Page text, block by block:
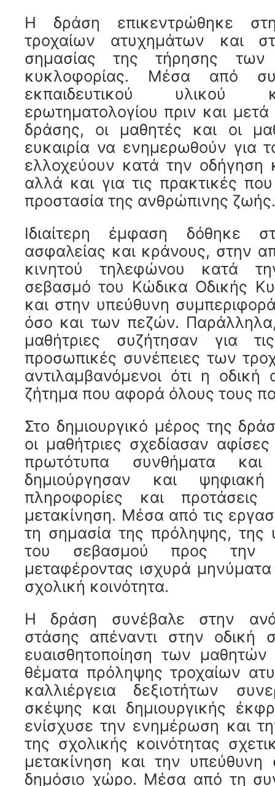
Η δράση επικεντρώθηκε
τροχαίων ατυχημάτων και
σημασίας της τήρησης των
κυκλοφορίας. Μέσα από
εκπαιδευτικού υλικού
ερωτηματολογίου πριν και
δράσης, οι μαθητές και οι
ευκαιρία να ενημερωθούν για
ελλοχεύουν κατά την οδήγηση
αλλά και για τις πρακτικές
προστασία της ανθρώπινης ζωής.
Ιδιαίτερη έμφαση δόθηκε
ασφαλείας και κράνους, στην
κινητού τηλεφώνου κατά
σεβασμό του Κώδικα Οδικής
και στην υπεύθυνη
όσο και των πεζών. Παράλληλα,
μαθήτριες συζήτησαν για
προσωπικές συνέπειες των
αντιλαμβανόμενοι ότι η οδική
ζήτημα που αφορά όλους τους
Στο δημιουργικό μέρος της
οι μαθήτριες σχεδίασαν
πρωτότυπα συνθήματα
δημιούργησαν και
πληροφορίες και
μετακίνηση. Μέσα από τις
τη σημασία της πρόληψης, της
του σεβασμού προς την
μεταφέροντας ισχυρά
σχολική κοινότητα.
Η δράση συνέβαλε στην
στάσης απέναντι στην οδική
ευαισθητοποίηση των
θέματα πρόληψης τροχαίων
καλλιέργεια δεξιοτήτων
σκέψης και δημιουργικής
ενίσχυσε την ενημέρωση και
της σχολικής κοινότητας
μετακίνηση και την υπεύθυνη
δημόσιο χώρο. Μέσα από τη